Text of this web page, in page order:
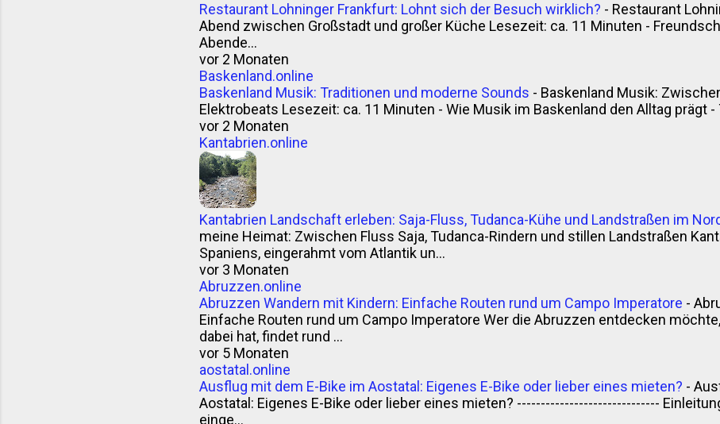
Restaurant Lohninger Frankfurt: Lohnt sich der Besuch wirklich? - Restaurant
Abend zwischen Großstadt und großer Küche Lesezeit: ca. 11 Minuten -
Abende...
vor 2 Monaten
Baskenland.online
Baskenland Musik: Traditionen und moderne Sounds - Baskenland Musik:
Elektrobeats Lesezeit: ca. 11 Minuten - Wie Musik im Baskenland den Alltag prägt
vor 2 Monaten
Kantabrien.online
Kantabrien Landschaft erleben: Saja-Fluss, Tudanca-Kühe und Landstraßen im
meine Heimat: Zwischen Fluss Saja, Tudanca-Rindern und stillen Landstraßen
Spaniens, eingerahmt vom Atlantik un...
vor 3 Monaten
Abruzzen.online
Abruzzen Wandern mit Kindern: Einfache Routen rund um Campo Imperatore -
Einfache Routen rund um Campo Imperatore Wer die Abruzzen entdecken
dabei hat, findet rund ...
vor 5 Monaten
aostatal.online
Ausflug mit dem E-Bike im Aostatal: Eigenes E-Bike oder lieber eines mieten? -
Aostatal: Eigenes E-Bike oder lieber eines mieten? ------------------------------
einge...